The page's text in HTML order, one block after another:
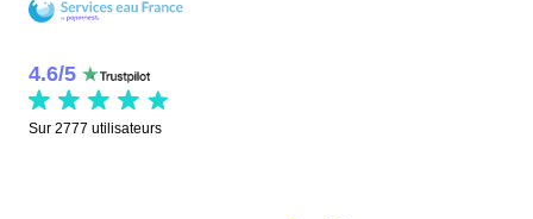
4.6/5
Sur 2777 utilisateurs